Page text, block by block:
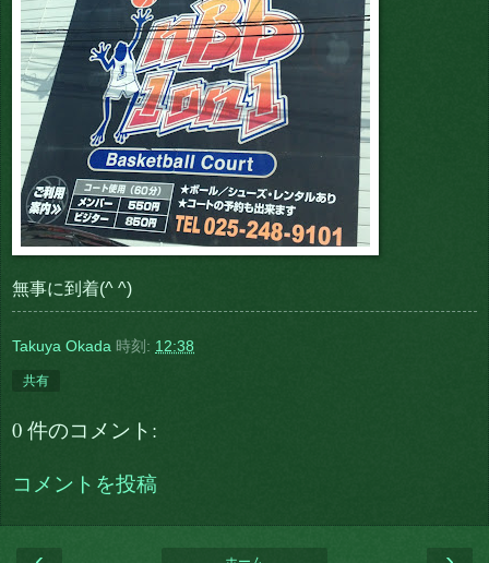
無事に到着(^ ^)
Takuya Okada 時刻: 12:38
共有
0 件のコメント:
コメントを投稿